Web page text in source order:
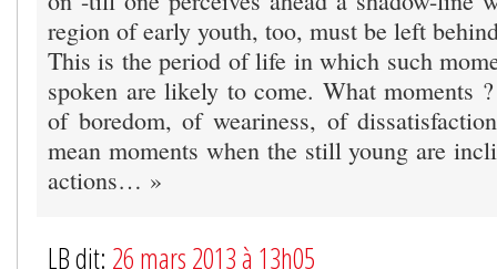
region of early youth, too, must be left
This is the period of life in which such
spoken are likely to come. What moments
of boredom, of weariness, of
mean moments when the still young are
actions… »
LB dit: 26 mars 2013 à 13h05